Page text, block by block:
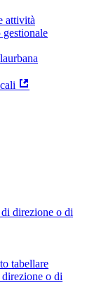
attività
direzione o di
tabellare
o di